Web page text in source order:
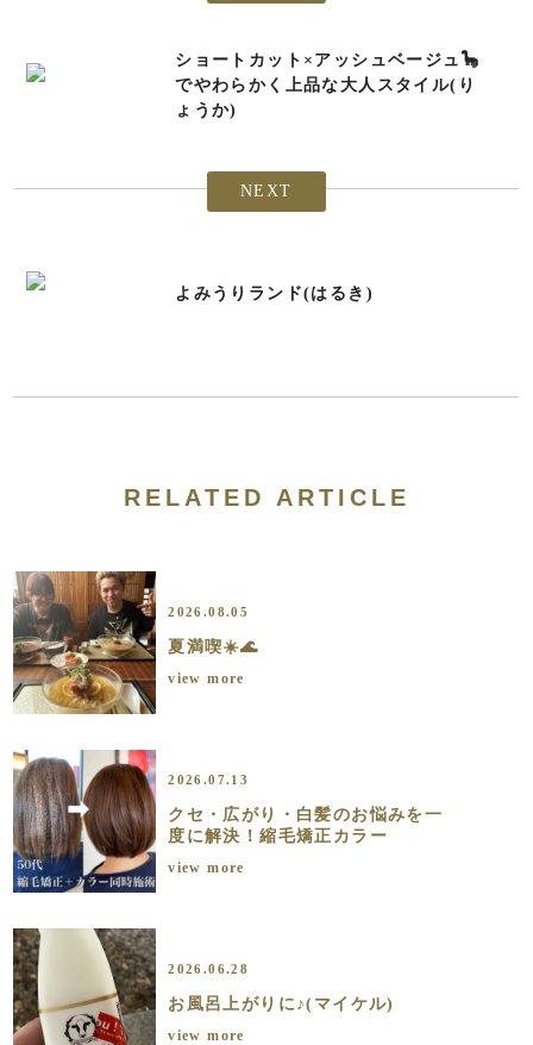
ショートカット×アッシュベージュ🦕
でやわらかく上品な大人スタイル(り
ょうか)
NEXT
よみうりランド(はるき)
RELATED ARTICLE
2026.08.05
夏満喫☀️🌊
view more
2026.07.13
クセ・広がり・白髪のお悩みを一
度に解決！縮毛矯正カラー
view more
2026.06.28
お風呂上がりに♪(マイケル)
view more